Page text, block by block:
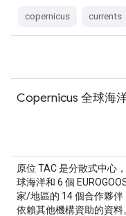
copernicus currents
Copernicus 全球海
原位 TAC 是分散式中心
球海洋和 6 個
家/地區的 14 個合作夥
依賴其他機構資助的資料